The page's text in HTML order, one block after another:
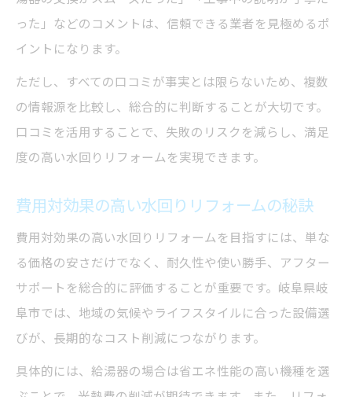
った」などのコメントは、信頼できる業者を見極めるポ
イントになります。
ただし、すべての口コミが事実とは限らないため、複数
の情報源を比較し、総合的に判断することが大切です。
口コミを活用することで、失敗のリスクを減らし、満足
度の高い水回りリフォームを実現できます。
費用対効果の高い水回りリフォームの秘訣
費用対効果の高い水回りリフォームを目指すには、単な
る価格の安さだけでなく、耐久性や使い勝手、アフター
サポートを総合的に評価することが重要です。岐阜県岐
阜市では、地域の気候やライフスタイルに合った設備選
びが、長期的なコスト削減につながります。
具体的には、給湯器の場合は省エネ性能の高い機種を選